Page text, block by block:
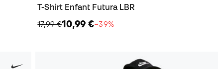
T-Shirt Enfant Futura LBR
17,99 €10,99 €−39%